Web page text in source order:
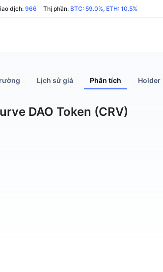
dịch:966 Thị phần: BTC: 59.0%, ETH: 10.5%
Lịch sử giá Phân tích Holder
DAO Token (CRV)